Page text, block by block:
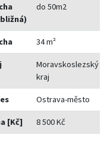
do 50m2
34 m²
Moravskoslezský
kraj
Ostrava-město
[Kč] 8 500 Kč